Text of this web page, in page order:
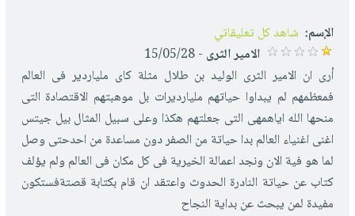
الإسم: شاهد كل تعليقاتي
الامير الثرى - 15/05/28
أرى ان الامير الثرى الوليد بن طلال مثلة كاى ملياردير فى العالم
فمعظمهم لم يبداوا حياتهم مليارديرات بل موهبتهم الاقتصادة التى
منحها الله اياهمهى التى جعلتهم هكذا وعلى سبيل المثال بيل جيتس
اغنى اغنياء العالم بدا حياتة من الصفر دون مساعدة من احدحتى وصل
لما هو فية الان ونجد اعمالة الخيرية فى كل مكان فى العالم ولم يؤلف
كتاب عن حياتة النادرة الحدوث واعتقد ان قام بكتابة قصتةفستكون
مفيدة لمن يبحث عن بداية النجاح